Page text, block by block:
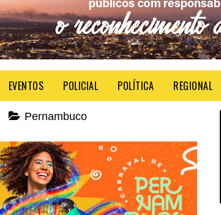
EVENTOS POLICIAL POLÍTICA REGIONAL
Pernambuco